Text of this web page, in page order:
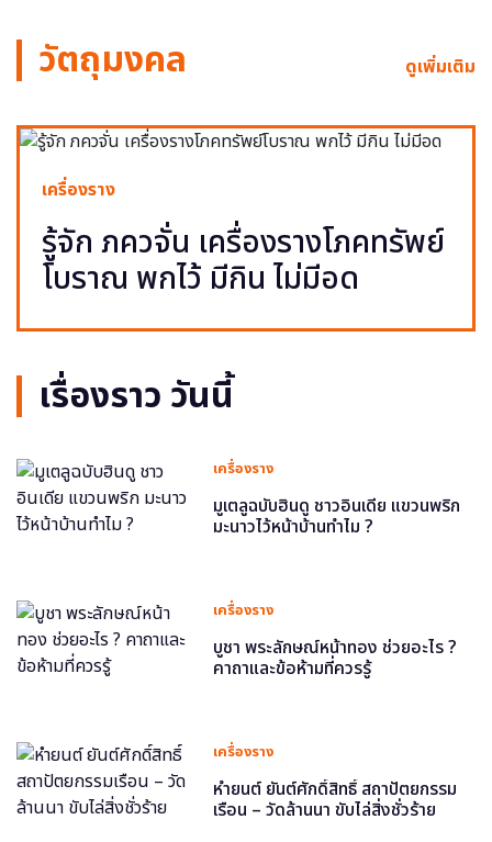
วัตถุมงคล ดูเพิ่มเติม
เครื่องราง
รู้จัก ภควจั่น เครื่องรางโภคทรัพย์
โบราณ พกไว้ มีกิน ไม่มีอด
เรื่องราว วันนี้
เครื่องราง
มูเตลูฉบับฮินดู ชาวอินเดีย แขวนพริก
มะนาวไว้หน้าบ้านทำไม ?
เครื่องราง
บูชา พระลักษณ์หน้าทอง ช่วยอะไร ?
คาถาและข้อห้ามที่ควรรู้
เครื่องราง
หำยนต์ ยันต์ศักดิ์สิทธิ์ สถาปัตยกรรม
เรือน – วัดล้านนา ขับไล่สิ่งชั่วร้าย